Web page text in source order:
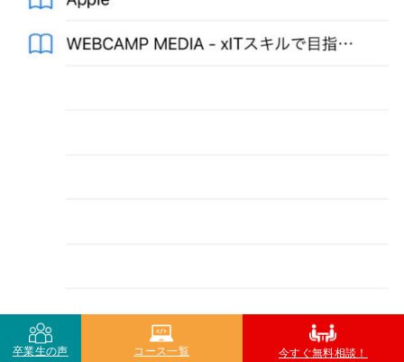
卒業生の声 コース一覧 今すぐ無料相談！